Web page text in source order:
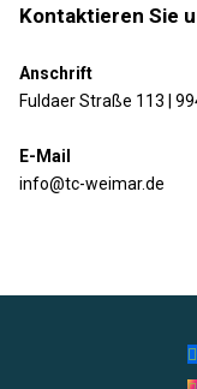
Kontaktieren Sie
Anschrift
Fuldaer Straße 113 |
E-Mail
info@tc-weimar.de